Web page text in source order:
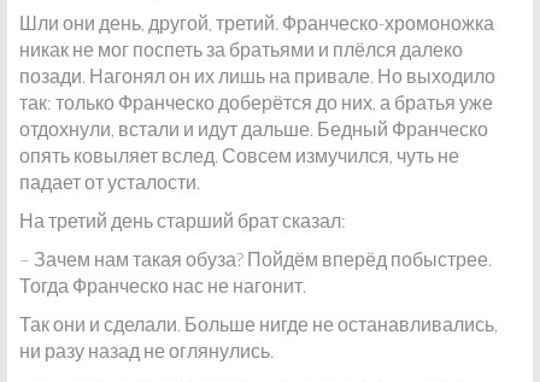
Шли они день, другой, третий. Франческо-хромоножка
никак не мог поспеть за братьями и плёлся далеко
позади. Нагонял он их лишь на привале. Но выходило
так: только Франческо доберётся до них, а братья уже
отдохнули, встали и идут дальше. Бедный Франческо
опять ковыляет вслед. Совсем измучился, чуть не
падает от усталости.
На третий день старший брат сказал:
– Зачем нам такая обуза? Пойдём вперёд побыстрее.
Тогда Франческо нас не нагонит.
Так они и сделали. Больше нигде не останавливались,
ни разу назад не оглянулись.